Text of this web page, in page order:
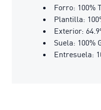
Forro: 100%
Plantilla:
Exterior:
Suela: 100%
Entresuela: